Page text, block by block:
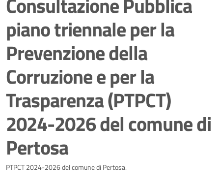
piano triennale per la
Prevenzione della
Corruzione e per la
Trasparenza (PTPCT)
2024-2026 del comune di
Pertosa
Dettagli della notizia
PTPCT 2024-2026 del comune di Pertosa.